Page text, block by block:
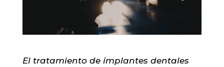
El tratamiento de implantes dentales